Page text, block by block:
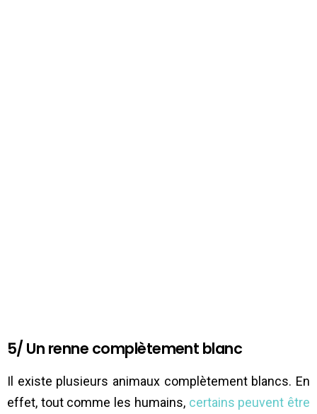
5/ Un renne complètement blanc
Il existe plusieurs animaux complètement blancs. En
effet, tout comme les humains, certains peuvent être